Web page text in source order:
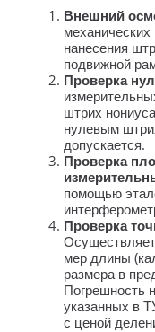
Внешний
механических
нанесения
подвижной
Проверка
штрих
нулевым
допускается.
Проверка
помощью
Проверка
мер длины
размера в
Погрешность
указанных в
с ценой